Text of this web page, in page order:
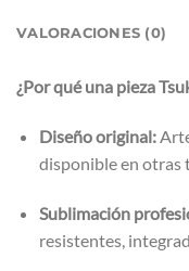
VALORACIONES (0)
¿Por qué una pieza
Diseño original:
disponible en otras
Sublimación
resistentes,